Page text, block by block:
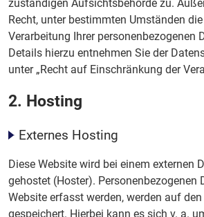
zuständigen Aufsichtsbehörde zu.
Recht, unter bestimmten Umständen
Verarbeitung Ihrer personenbezogenen
Details hierzu entnehmen Sie der
unter „Recht auf Einschränkung der
2. Hosting
Externes Hosting
Diese Website wird bei einem externen
gehostet (Hoster). Personenbezogenen
Website erfasst werden, werden auf
gespeichert. Hierbei kann es sich v. a.